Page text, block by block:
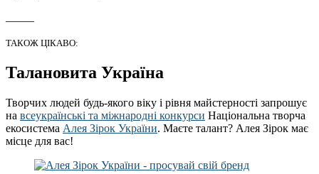
ТАКОЖ ЦІКАВО:
Талановита Україна
Творчих людей будь-якого віку і рівня майстерності запрошує
на всеукраїнські та міжнародні конкурси Національна творча
екосистема Алея Зірок України. Маєте талант? Алея Зірок має
місце для вас!